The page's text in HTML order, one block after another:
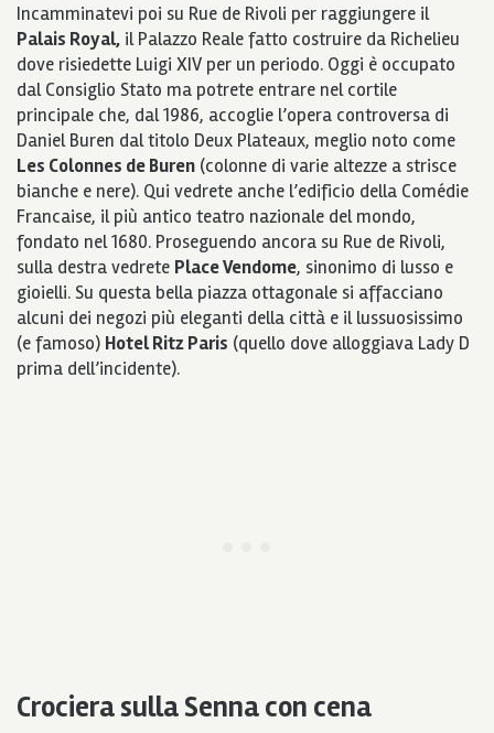
Incamminatevi poi su Rue de Rivoli per raggiungere il
Palais Royal, il Palazzo Reale fatto costruire da Richelieu
dove risiedette Luigi XIV per un periodo. Oggi è occupato
dal Consiglio Stato ma potrete entrare nel cortile
principale che, dal 1986, accoglie l’opera controversa di
Daniel Buren dal titolo Deux Plateaux, meglio noto come
Les Colonnes de Buren (colonne di varie altezze a strisce
bianche e nere). Qui vedrete anche l’edificio della Comédie
Francaise, il più antico teatro nazionale del mondo,
fondato nel 1680. Proseguendo ancora su Rue de Rivoli,
sulla destra vedrete Place Vendome, sinonimo di lusso e
gioielli. Su questa bella piazza ottagonale si affacciano
alcuni dei negozi più eleganti della città e il lussuosissimo
(e famoso) Hotel Ritz Paris (quello dove alloggiava Lady D
prima dell’incidente).
Crociera sulla Senna con cena